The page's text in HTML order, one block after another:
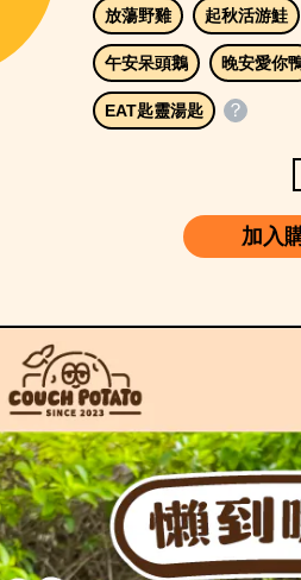
放蕩野雞 起秋活游鮭
午安呆頭鵝 晚安愛你
EAT匙靈湯匙 ？
加入